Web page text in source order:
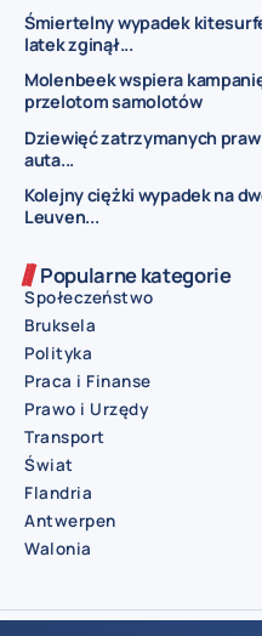
Śmiertelny wypadek
latek zginął...
Molenbeek wspiera
przelotom samolotów
Dziewięć zatrzymanych
auta...
Kolejny ciężki wypadek na
Leuven...
Popularne kategorie
Społeczeństwo
Bruksela
Polityka
Praca i Finanse
Prawo i Urzędy
Transport
Świat
Flandria
Antwerpen
Walonia